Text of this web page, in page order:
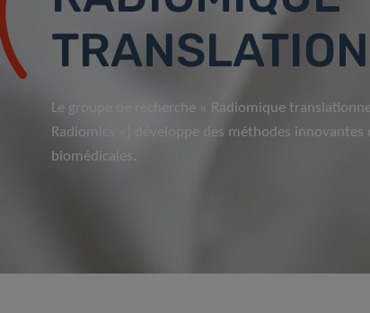
Le groupe de recherche « Radiomique
Radiomics ») développe des méthodes innovantes
biomédicales.